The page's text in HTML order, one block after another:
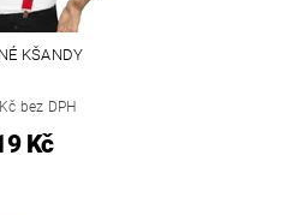
KŠANDY
bez DPH
Kč